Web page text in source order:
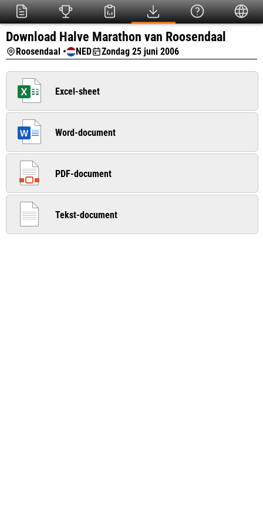
Download Halve Marathon van Roosendaal
Roosendaal • NED Zondag 25 juni 2006
Excel-sheet
Word-document
PDF-document
Tekst-document